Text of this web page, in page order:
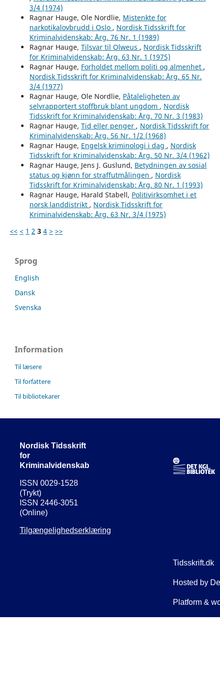
3/4 (1974)
Ragnar Hauge, Ole Nordlie, Mistenkte for
narkotikalovbrudd i Oslo , Nordisk Tidsskrift for
Kriminalvidenskab: Årg. 76 Nr. 1 (1989)
Ragnar Hauge, Tilsvar til Olweus , Nordisk Tidsskrift
for Kriminalvidenskab: Årg. 63 Nr. 1 (1975)
Ragnar Hauge, Forholdet mellom politi og almenhet ,
Nordisk Tidsskrift for Kriminalvidenskab: Årg. 65 Nr.
3/4 (1977)
Ragnar Hauge, Ole Nordlie, Påtaleligheten av
selvrapportert stoffbruk blant ungdom , Nordisk
Tidsskrift for Kriminalvidenskab: Årg. 70 Nr. 3 (1983)
Ragnar Hauge, Tid eller penger , Nordisk Tidsskrift for
Kriminalvidenskab: Årg. 56 Nr. 1/2 (1968)
Ragnar Hauge, Engelsk kriminologi i dag , Nordisk
Tidsskrift for Kriminalvidenskab: Årg. 50 Nr. 3/4 (1962)
Ragnar Hauge, Jens J. Guslund, Betydningen av sosial
status og kjønn for straffutmålingen , Nordisk
Tidsskrift for Kriminalvidenskab: Årg. 80 Nr. 1 (1993)
Ragnar Hauge, Harald Stabell, Politivirksomhet i et
norsk landdistrikt , Nordisk Tidsskrift for
Kriminalvidenskab: Årg. 63 Nr. 3/4 (1975)
<< < 1 2 3 4 > >>
Sprog
English
Dansk
Svenska
Information
Til læsere
Til forfattere
Til bibliotekarer
Nordisk Tidsskrift
for
Kriminalvidenskab
ISSN 0029-1528
(Trykt)
ISSN 2446-3051
(Online)
Tilgængelighedserklæring